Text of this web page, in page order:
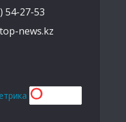
54-27-53
news.kz